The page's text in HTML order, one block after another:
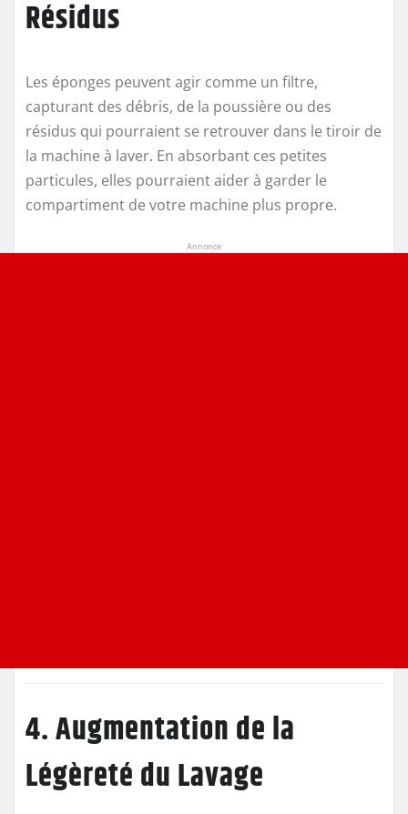
Résidus
Les éponges peuvent agir comme un filtre,
capturant des débris, de la poussière ou des
résidus qui pourraient se retrouver dans le tiroir de
la machine à laver. En absorbant ces petites
particules, elles pourraient aider à garder le
compartiment de votre machine plus propre.
Annonce
4. Augmentation de la
Légèreté du Lavage